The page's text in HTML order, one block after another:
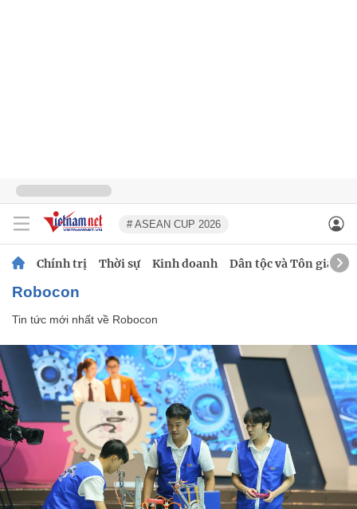
# ASEAN CUP 2026
Chính trị Thời sự Kinh doanh Dân tộc và Tôn giáo
Robocon
Tin tức mới nhất về Robocon